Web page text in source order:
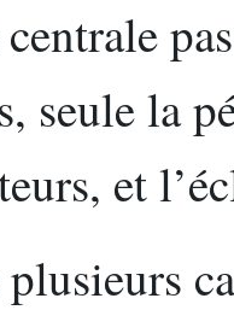
seule la
et